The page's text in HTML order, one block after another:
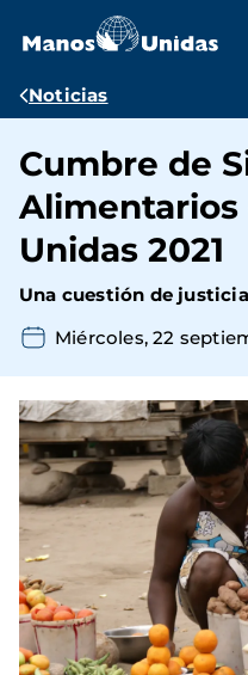
contenido
Ruta
navegación
Noticias
Cumbre de
Alimentarios
Unidas 2021
Una cuestión de
Miércoles, 22